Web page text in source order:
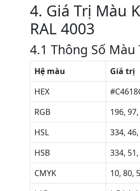
4. Giá Trị Màu
RAL 4003
4.1 Thông Số Màu
Hệ màu
Giá trị
HEX
RGB
196,
HSL
334,
HSB
334,
CMYK
10, 80,